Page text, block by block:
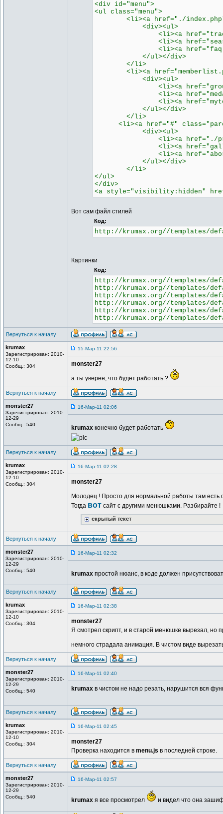
<div id="menu">
<ul class="menu">
<li><a href="./index.php"
<div><ul>
<li><a
<li><a
<li><a
</ul></div>
</li>
<li><a href="memberlist.php"
<div><ul>
<li><a
<li><a
<li><a
</ul></div>
</li>
<li><a href="#"
<div><ul>
<li><a href="./
<li><a
<li><a
</ul></div>
</li>
</ul>
</div>
<a style="visibility:hidden"
Вот сам файл стилей
Код:
http://krumax.org//templates/
Картинки
Код:
http://krumax.org//templates/
http://krumax.org//templates/
http://krumax.org//templates/
http://krumax.org//templates/
http://krumax.org//templates/
http://krumax.org//templates/
Вернуться к началу
krumax
Зарегистрирован: 2010-
12-10
Сообщ.: 304
15-Мар-11 22:56
monster27
а ты уверен, что будет работать ?
Вернуться к началу
monster27
Зарегистрирован: 2010-
12-29
Сообщ.: 540
16-Мар-11 02:06
krumax конечно будет работать
Вернуться к началу
krumax
Зарегистрирован: 2010-
12-10
Сообщ.: 304
16-Мар-11 02:28
monster27
Молодец ! Просто для нормальной работы там есть
Тогда вот сайт с другими менюшками. Разбирайте !
скрытый текст
Вернуться к началу
monster27
Зарегистрирован: 2010-
12-29
Сообщ.: 540
16-Мар-11 02:32
krumax простой нюанс, в коде должен
Вернуться к началу
krumax
Зарегистрирован: 2010-
12-10
Сообщ.: 304
16-Мар-11 02:38
monster27
Я смотрел скрипт, и в старой менюшке вырезал, но
немного страдала анимация. В чистом виде
Вернуться к началу
monster27
Зарегистрирован: 2010-
12-29
Сообщ.: 540
16-Мар-11 02:40
krumax в чистом не надо резать, нарушится вся
Вернуться к началу
krumax
Зарегистрирован: 2010-
12-10
Сообщ.: 304
16-Мар-11 02:45
monster27
Проверка находится в menu.js в последней строке.
Вернуться к началу
monster27
Зарегистрирован: 2010-
12-29
Сообщ.: 540
16-Мар-11 02:57
krumax я все просмотрел и видел что она